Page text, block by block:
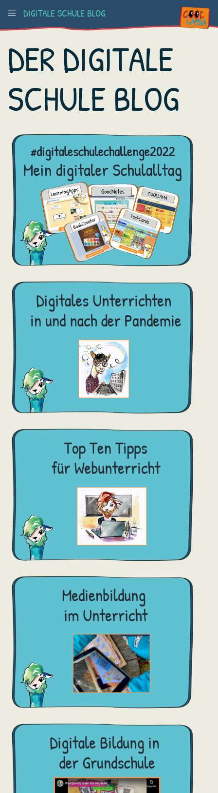
DIGITALE SCHULE BLOG
DER DIGITALE
SCHULE BLOG